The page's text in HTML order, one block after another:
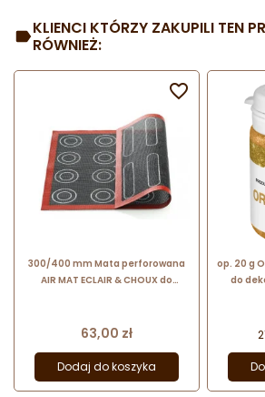
KLIENCI KTÓRZY ZAKUPILI TEN
RÓWNIEŻ:
300/400 mm Mata perforowana
AIR MAT ECLAIR & CHOUX do
Cena
63,00 zł
Dodaj do koszyka

op. 20 g
do